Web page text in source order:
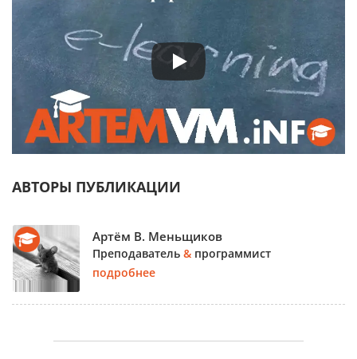
АВТОРЫ ПУБЛИКАЦИИ
Артём В. Меньщиков
Преподаватель & программист
подробнее